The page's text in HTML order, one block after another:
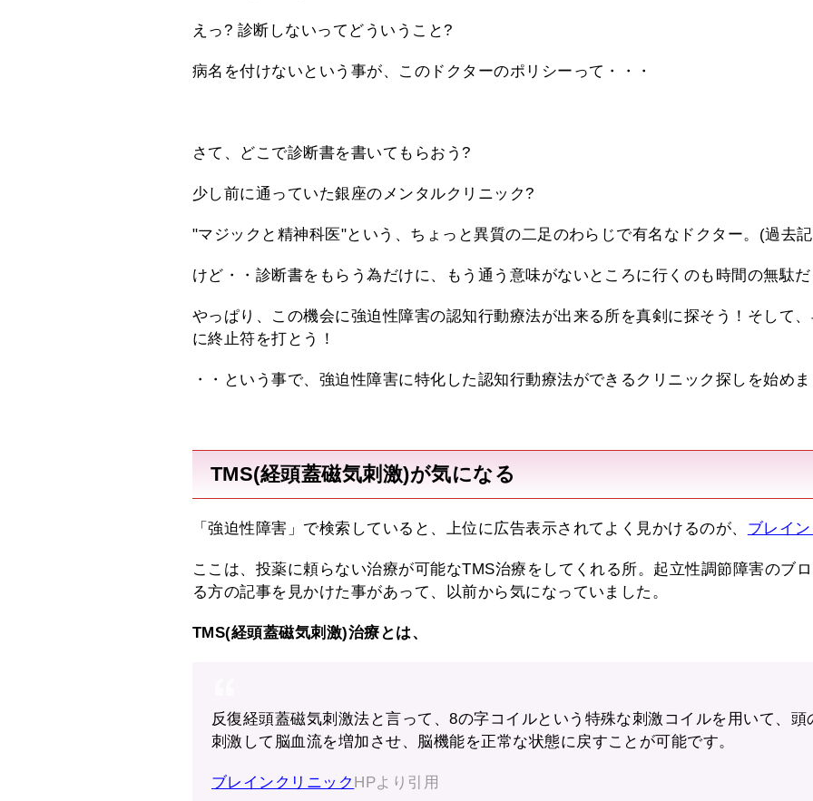
えっ? 診断しないってどういうこと?
病名を付けないという事が、このドクターのポリシーって・・・
さて、どこで診断書を書いてもらおう?
少し前に通っていた銀座のメンタルクリニック?
"マジックと精神科医"という、ちょっと異質の二足のわらじで有名なドクター。(過去
けど・・診断書をもらう為だけに、もう通う意味がないところに行くのも時間の無駄だ
やっぱり、この機会に強迫性障害の認知行動療法が出来る所を真剣に探そう！そして
に終止符を打とう！
・・という事で、強迫性障害に特化した認知行動療法ができるクリニック探しを始めま
TMS(経頭蓋磁気刺激)が気になる
「強迫性障害」で検索していると、上位に広告表示されてよく見かけるのが、 ブレイ
ここは、投薬に頼らない治療が可能なTMS治療をしてくれる所。起立性調節障害のブ
る方の記事を見かけた事があって、以前から気になっていました。
TMS(経頭蓋磁気刺激)治療とは、
反復経頭蓋磁気刺激法と言って、8の字コイルという特殊な刺激コイルを用いて、
刺激して脳血流を増加させ、脳機能を正常な状態に戻すことが可能です。
ブレインクリニック HPより引用